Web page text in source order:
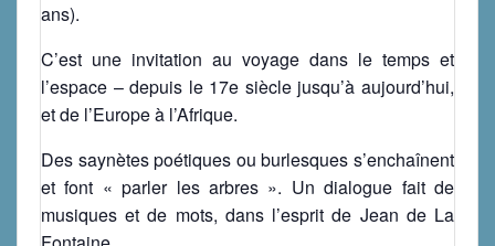
ans).
C’est une invitation au voyage dans le temps et
l’espace – depuis le 17e siècle jusqu’à aujourd’hui,
et de l’Europe à l’Afrique.
Des saynètes poétiques ou burlesques s’enchaînent
et font « parler les arbres ». Un dialogue fait de
musiques et de mots, dans l’esprit de Jean de La